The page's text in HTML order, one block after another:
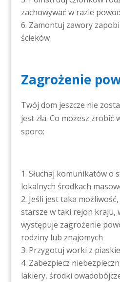
zachowywać w razie
Zamontuj zawory
ścieków
Zagrożenie
Twój dom jeszcze nie
jest zła. Co możesz zrobić
sporo:
Słuchaj komunikatów o
lokalnych środkach
Jeśli jest taka
starsze w taki rejon kraju,
występuje zagrożenie
rodziny lub znajomych
Przygotuj worki z
Zabezpiecz
lakiery, środki